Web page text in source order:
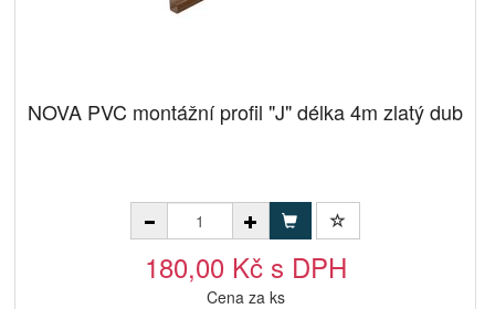
NOVA PVC montážní profil "J" délka 4m zlatý dub
180,00 Kč s DPH
Cena za ks